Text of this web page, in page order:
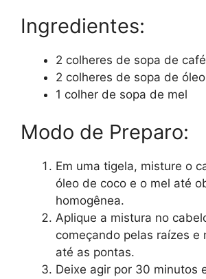
Ingredientes:
2 colheres de sopa de
2 colheres de sopa de
1 colher de sopa de mel
Modo de Preparo:
Em uma tigela, misture o
óleo de coco e o mel até
homogênea.
Aplique a mistura no
começando pelas raízes e
até as pontas.
Deixe agir por 30 minutos